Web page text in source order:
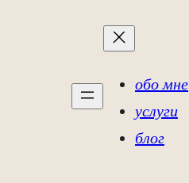
обо мне
услуги
блог